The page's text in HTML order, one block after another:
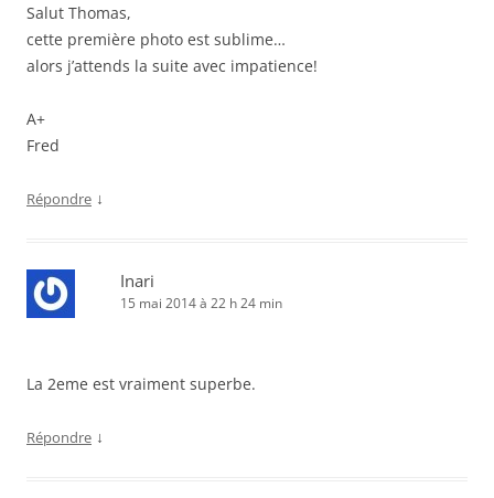
Salut Thomas,
cette première photo est sublime…
alors j’attends la suite avec impatience!
A+
Fred
Répondre ↓
Inari
15 mai 2014 à 22 h 24 min
La 2eme est vraiment superbe.
Répondre ↓